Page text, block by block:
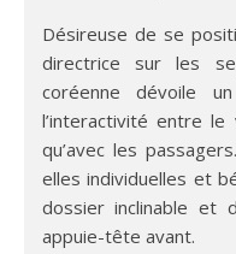
Désireuse de se
directrice sur les
coréenne dévoile
l’interactivité entre le
qu’avec les
elles individuelles et
dossier inclinable et
appuie-tête avant.